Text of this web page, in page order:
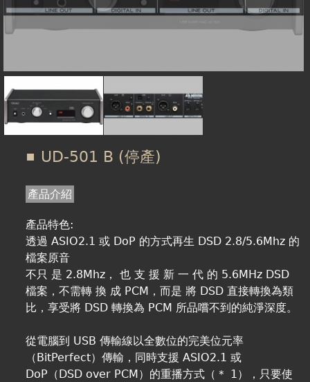
UD-501 B (停產)
產品介紹
產品特色:
透過 ASIO2.1 或 DoP 的方式再生 DSD 2.8/5.6Mhz 的
檔案原音
不只 是 2.8Mhz， 也 支 援 新 一 代 的 5.6MHz DSD
檔案，不需轉 換 成 PCM，而是 將 DSD 直接轉換為類
比，享受將 DSD 轉換為 PCM 所品嚐不到的純淨深度。
從電腦到 USB 傳輸線以全數位的完美位元率
（BitPerfect）傳輸，同時支援 ASIO2.1 或
DoP（DSD over PCM）的重播方式（＊ 1），只要使